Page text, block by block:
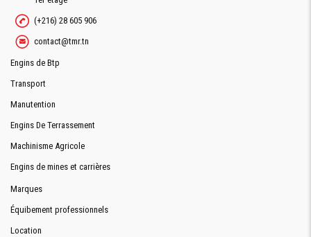
(+216) 28 605 906
contact@tmr.tn
Engins de Btp
Transport
Manutention
Engins De Terrassement
Machinisme Agricole
Engins de mines et carrières
Marques
Équibement professionnels
Location